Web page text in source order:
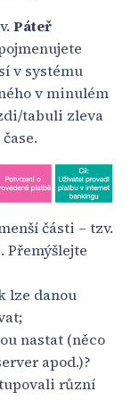
Páteř
v systému
v minulém
tabuli zleva
části – tzv.
. Přemýšlejte
lze danou
nastat (něco
apod.)?
různí